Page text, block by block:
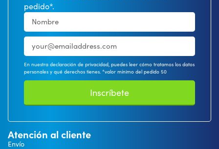
pedido*.
En nuestra declaración de privacidad, puedes leer cómo tratamos los datos
personales y qué derechos tienes. *valor mínimo del pedido 50
Inscríbete
Atención al cliente
Envío